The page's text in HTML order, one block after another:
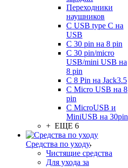
Переходники
наушников
С USB type C на
USB
С 30 pin на 8 pin
С 30 pin/micro
USB/mini USB на
8 pin
С 8 Pin на Jack3.5
С Micro USB на 8
pin
С MicroUSB и
MiniUSB на 30pin
+ ЕЩЕ 6
Средства по уходу
Чистящие средства
Для ухода за